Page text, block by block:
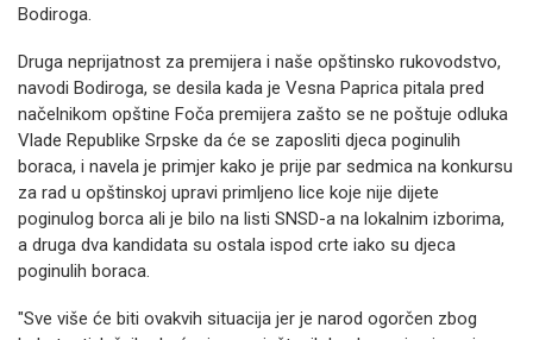
Bodiroga.
Druga neprijatnost za premijera i naše opštinsko rukovodstvo,
navodi Bodiroga, se desila kada je Vesna Paprica pitala pred
načelnikom opštine Foča premijera zašto se ne poštuje odluka
Vlade Republike Srpske da će se zaposliti djeca poginulih
boraca, i navela je primjer kako je prije par sedmica na konkursu
za rad u opštinskoj upravi primljeno lice koje nije dijete
poginulog borca ali je bilo na listi SNSD-a na lokalnim izborima,
a druga dva kandidata su ostala ispod crte iako su djeca
poginulih boraca.
"Sve više će biti ovakvih situacija jer je narod ogorčen zbog